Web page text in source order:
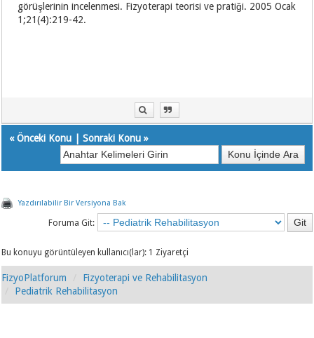
görüşlerinin incelenmesi. Fizyoterapi teorisi ve pratiği. 2005 Ocak
1;21(4):219-42.
«Önceki Konu |Sonraki Konu »
Yazdırılabilir Bir Versiyona Bak
Foruma Git:
Bu konuyu görüntüleyen kullanıcı(lar): 1 Ziyaretçi
FizyoPlatforum
Fizyoterapi ve Rehabilitasyon
Pediatrik Rehabilitasyon